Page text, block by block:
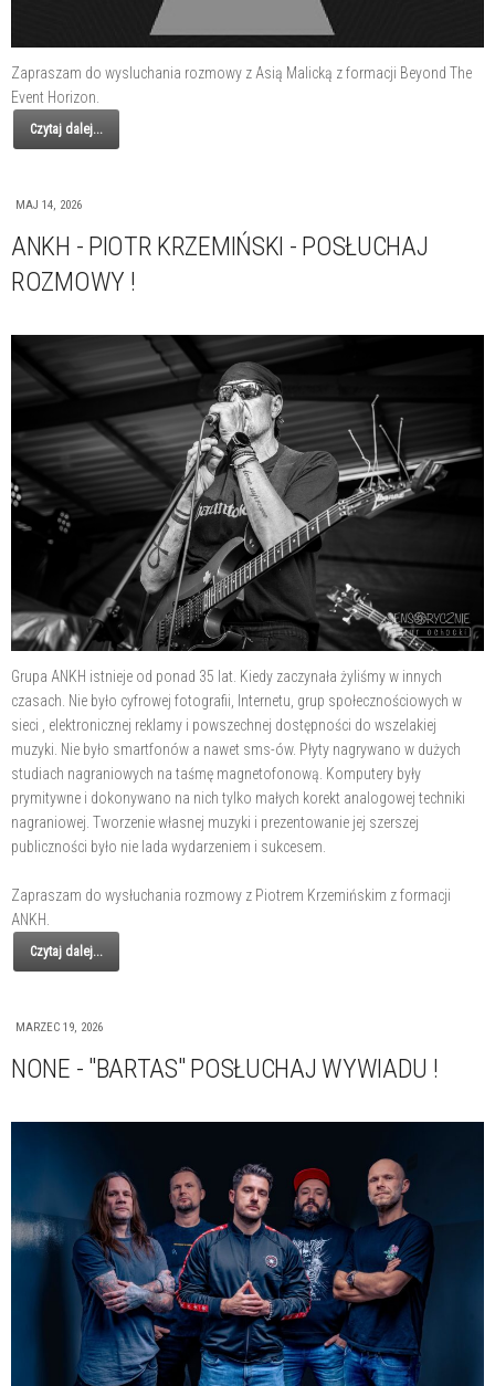
Zapraszam do wysluchania rozmowy z Asią Malicką z formacji Beyond The
Event Horizon.
Czytaj dalej...
MAJ 14, 2026
ANKH - PIOTR KRZEMIŃSKI - POSŁUCHAJ
ROZMOWY !
Grupa ANKH istnieje od ponad 35 lat. Kiedy zaczynała żyliśmy w innych
czasach. Nie było cyfrowej fotografii, Internetu, grup społecznościowych w
sieci , elektronicznej reklamy i powszechnej dostępności do wszelakiej
muzyki. Nie było smartfonów a nawet sms-ów. Płyty nagrywano w dużych
studiach nagraniowych na taśmę magnetofonową. Komputery były
prymitywne i dokonywano na nich tylko małych korekt analogowej techniki
nagraniowej. Tworzenie własnej muzyki i prezentowanie jej szerszej
publiczności było nie lada wydarzeniem i sukcesem.
Zapraszam do wysłuchania rozmowy z Piotrem Krzemińskim z formacji
ANKH.
Czytaj dalej...
MARZEC 19, 2026
NONE - "BARTAS" POSŁUCHAJ WYWIADU !